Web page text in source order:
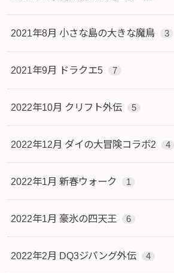
2021年8月 小さな島の大きな魔鳥 3
2021年9月 ドラクエ5 7
2022年10月 クリフト外伝 5
2022年12月 ダイの大冒険コラボ2 4
2022年1月 新春ウォーク 1
2022年1月 豪氷の四天王 6
2022年2月 DQ3ジパング外伝 4